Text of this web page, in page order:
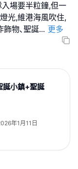
場要半粒鐘,但一
光,維港海風吹住,
飾物､聖誕... 更多
誕小鎮+聖誕
年1月11日